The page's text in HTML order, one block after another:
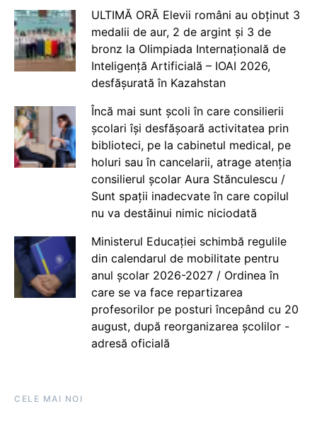
ULTIMĂ ORĂ Elevii români au obținut 3
medalii de aur, 2 de argint și 3 de
bronz la Olimpiada Internațională de
Inteligență Artificială – IOAI 2026,
desfășurată în Kazahstan
Încă mai sunt școli în care consilierii
școlari își desfășoară activitatea prin
biblioteci, pe la cabinetul medical, pe
holuri sau în cancelarii, atrage atenția
consilierul școlar Aura Stănculescu /
Sunt spații inadecvate în care copilul
nu va destăinui nimic niciodată
Ministerul Educației schimbă regulile
din calendarul de mobilitate pentru
anul școlar 2026-2027 / Ordinea în
care se va face repartizarea
profesorilor pe posturi începând cu 20
august, după reorganizarea școlilor -
adresă oficială
CELE MAI NOI